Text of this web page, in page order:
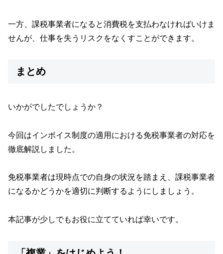
一方、課税事業者になると消費税を支払わなければいけま
せんが、仕事を失うリスクをなくすことができます。
まとめ
いかがでしたでしょうか？
今回はインボイス制度の適用における免税事業者の対応を
徹底解説しました。
免税事業者は現時点での自身の状況を踏まえ、課税事業者
になるかどうかを適切に判断するようにしましょう。
本記事が少しでもお役に立てていれば幸いです。